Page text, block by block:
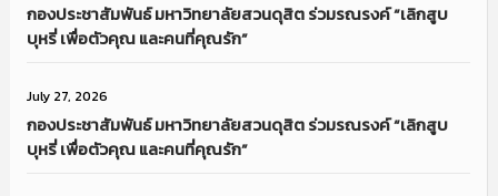
กองประชาสัมพันธ์ มหาวิทยาลัยสวนดุสิต ร่วมรณรงค์ “เลิกสูบ
บุหรี่ เพื่อตัวคุณ และคนที่คุณรัก”
July 27, 2026
กองประชาสัมพันธ์ มหาวิทยาลัยสวนดุสิต ร่วมรณรงค์ “เลิกสูบ
บุหรี่ เพื่อตัวคุณ และคนที่คุณรัก”